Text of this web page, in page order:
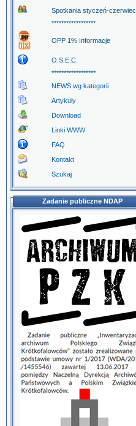
Spotkania styczeń-czerwiec
******************
OPP 1% Informacje
O.S.E.C.
******************
NEWS wg kategorii
Artykuły
Download
Linki WWW
FAQ
Kontakt
Szukaj
Zadanie publiczne NDAP